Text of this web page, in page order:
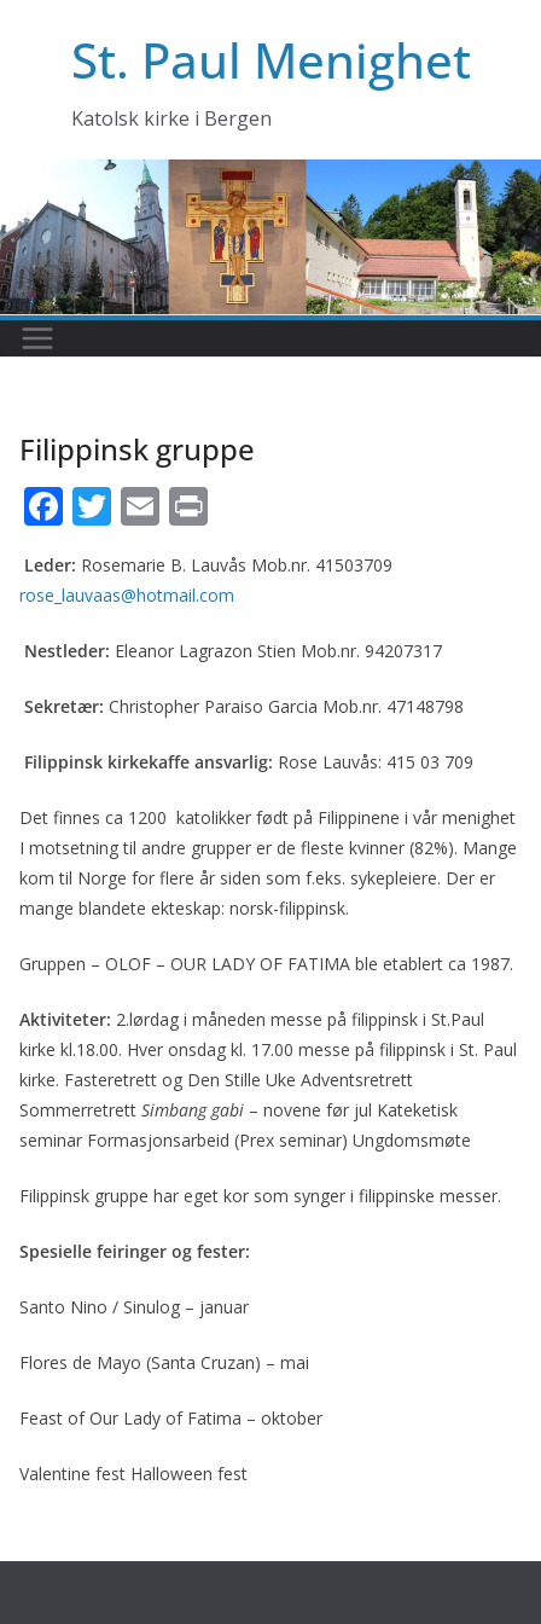
St. Paul Menighet
Katolsk kirke i Bergen
Filippinsk gruppe
F
e
o
o
T
itt
E
ai
in
t
Leder: Rosemarie B. Lauvås Mob.nr. 41503709
rose_lauvaas@hotmail.com
Nestleder: Eleanor Lagrazon Stien Mob.nr. 94207317
Sekretær: Christopher Paraiso Garcia Mob.nr. 47148798
Filippinsk kirkekaffe ansvarlig: Rose Lauvås: 415 03 709
Det finnes ca 1200 katolikker født på Filippinene i vår menighet
I motsetning til andre grupper er de fleste kvinner (82%). Mange
kom til Norge for flere år siden som f.eks. sykepleiere. Der er
mange blandete ekteskap: norsk-filippinsk.
Gruppen – OLOF – OUR LADY OF FATIMA ble etablert ca 1987.
Aktiviteter: 2.lørdag i måneden messe på filippinsk i St.Paul
kirke kl.18.00. Hver onsdag kl. 17.00 messe på filippinsk i St. Paul
kirke. Fasteretrett og Den Stille Uke Adventsretrett
Sommerretrett Simbang gabi – novene før jul Kateketisk
seminar Formasjonsarbeid (Prex seminar) Ungdomsmøte
Filippinsk gruppe har eget kor som synger i filippinske messer.
Spesielle feiringer og fester:
Santo Nino / Sinulog – januar
Flores de Mayo (Santa Cruzan) – mai
Feast of Our Lady of Fatima – oktober
Valentine fest Halloween fest